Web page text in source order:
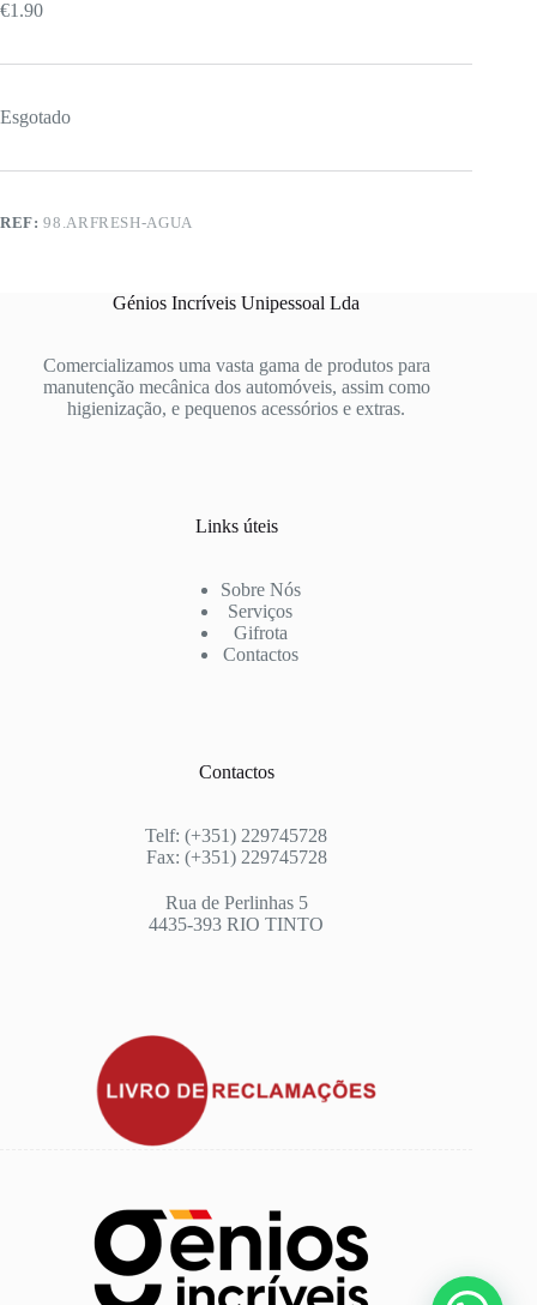
€1.90
Esgotado
REF:98.ARFRESH-AGUA
Génios Incríveis Unipessoal Lda
Comercializamos uma vasta gama de produtos para
manutenção mecânica dos automóveis, assim como
higienização, e pequenos acessórios e extras.
Links úteis
Sobre Nós
Serviços
Gifrota
Contactos
Contactos
Telf: (+351) 229745728
Fax: (+351) 229745728
Rua de Perlinhas 5
4435-393 RIO TINTO